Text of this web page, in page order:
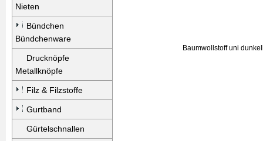
Nieten
Bündchen
Bündchenware
Drucknöpfe
Metallknöpfe
Filz & Filzstoffe
Gurtband
Gürtelschnallen